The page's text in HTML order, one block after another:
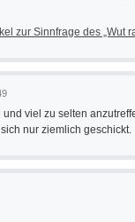
zur Sinnfrage des „Wut
viel zu selten
nur ziemlich geschickt.